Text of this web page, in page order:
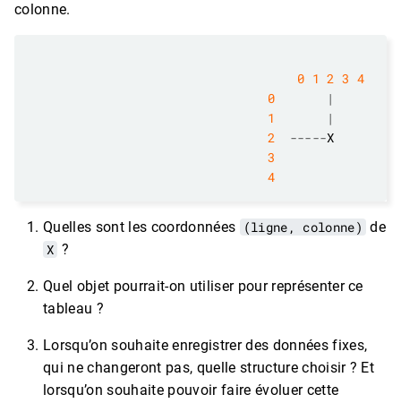
colonne.
0 1 2 3 4
0
|
1
|
2
-----
3
4
Quelles sont les coordonnées (ligne, colonne) de
X ?
Quel objet pourrait-on utiliser pour représenter ce
tableau ?
Lorsqu’on souhaite enregistrer des données fixes,
qui ne changeront pas, quelle structure choisir ? Et
lorsqu’on souhaite pouvoir faire évoluer cette